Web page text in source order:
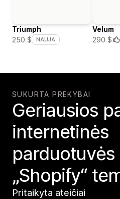
Triumph
250 $
NAUJA
Velum
290 $
SUKURTA PREKYBAI
Geriausios
internetinės
„Shopify“
Pritaikyta ateičiai